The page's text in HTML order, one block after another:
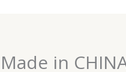
Made in